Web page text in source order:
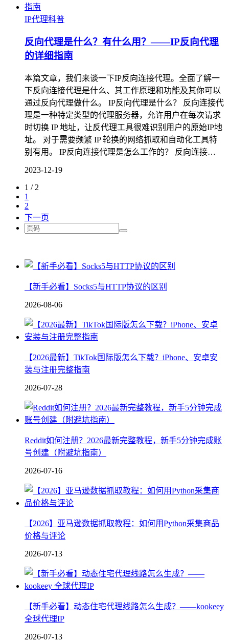
IP代理科普
反向代理是什么？有什么用？——IP反向代理
的详细指南
本篇文章，我们来谈一下IP反向连接代理。全面了解一
下反向连接代理是什么、其工作原理和功能及其你可以
通过反向代理做什么。 IP反向代理是什么？ 反向连接代
理是一种特定类型的代理服务器，允许用户在每次请求
时切换 IP 地址，让反代理工具很难识别用户的原始IP地
址。 对于需要频繁 IP 轮换的网络抓取和自动化工具特
别有用。 IP反向连接代理是怎么工作的？ 反向连接…
2023-12-19
1 / 2
1
2
下一页
【新手必看】Socks5与HTTP协议的区别
2026-08-06
【2026最新】TikTok国际版怎么下载？iPhone、安卓安
装与注册完整指南
2026-07-28
Reddit如何注册？2026最新完整教程，新手5分钟完成账
号创建（附避坑指南）
2026-07-16
【2026】亚马逊数据抓取教程：如何用Python采集商品
价格与评论
2026-07-13
【新手必看】动态住宅代理线路怎么生成？——kookeey
全球代理IP
2026-07-13